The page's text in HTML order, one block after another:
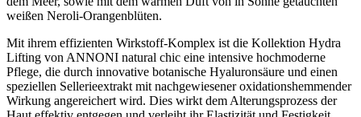
weißen Neroli-Orangenblüten.
Mit ihrem effizienten Wirkstoff-Komplex ist die Kollektion Hydra
Lifting von ANNONI natural chic eine intensive hochmoderne
Pflege, die durch innovative botanische Hyaluronsäure und einen
speziellen Sellerieextrakt mit nachgewiesener oxidationshemmender
Wirkung angereichert wird. Dies wirkt dem Alterungsprozess der